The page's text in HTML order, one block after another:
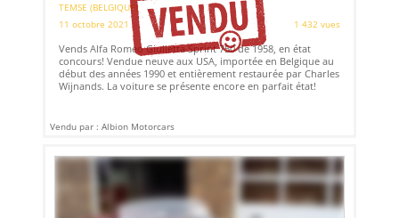
TEMSE (BELGIQUE)
11 octobre 2021
1 432 vues
Vends Alfa Romeo Giulietta Sprint 750 de 1958, en état
concours! Vendue neuve aux USA, importée en Belgique au
début des années 1990 et entièrement restaurée par Charles
Wijnands. La voiture se présente encore en parfait état!
Vendu par : Albion Motorcars